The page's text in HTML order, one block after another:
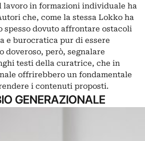
in formazioni individuale ha
che, come la stessa Lokko ha
spesso dovuto affrontare ostacoli
e burocratica pur di essere
doveroso, però, segnalare
testi della curatrice, che in
offrirebbero un fondamentale
i contenuti proposti.
GENERAZIONALE